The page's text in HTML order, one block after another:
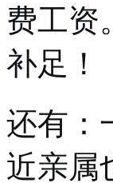
费工资
补足！
还有：
近亲属